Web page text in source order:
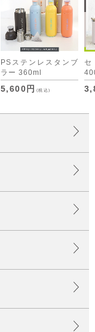
PSステンレスタンブ
ラー 360ml
5,600円 (税込)